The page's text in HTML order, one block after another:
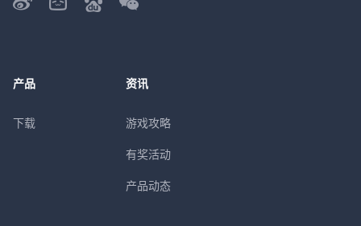
产品
下载
资讯
游戏攻略
有奖活动
产品动态